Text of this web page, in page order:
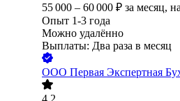
55 000 – 60 000 ₽ за месяц,
Опыт 1-3 года
Можно удалённо
Выплаты: Два раза в месяц
ООО Первая Экспертная